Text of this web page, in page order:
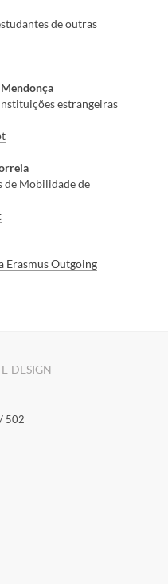
de outras
estrangeiras
de Mobilidade de
Erasmus​ Outgoing​
DESIGN
502